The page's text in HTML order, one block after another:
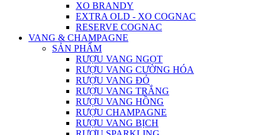
XO BRANDY
EXTRA OLD - XO COGNAC
RESERVE COGNAC
VANG & CHAMPAGNE
SẢN PHẨM
RƯỢU VANG NGỌT
RƯỢU VANG CƯỜNG HÓA
RƯỢU VANG ĐỎ
RƯỢU VANG TRẮNG
RƯỢU VANG HỒNG
RƯỢU CHAMPAGNE
RƯỢU VANG BỊCH